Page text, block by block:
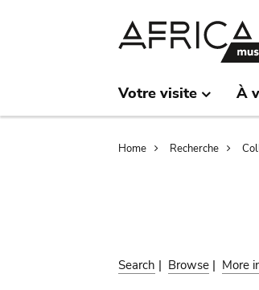
Votre visite À
Home Recherche
Search | Browse | More